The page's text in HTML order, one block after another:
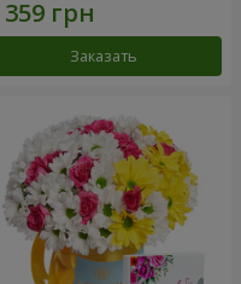
Заказать